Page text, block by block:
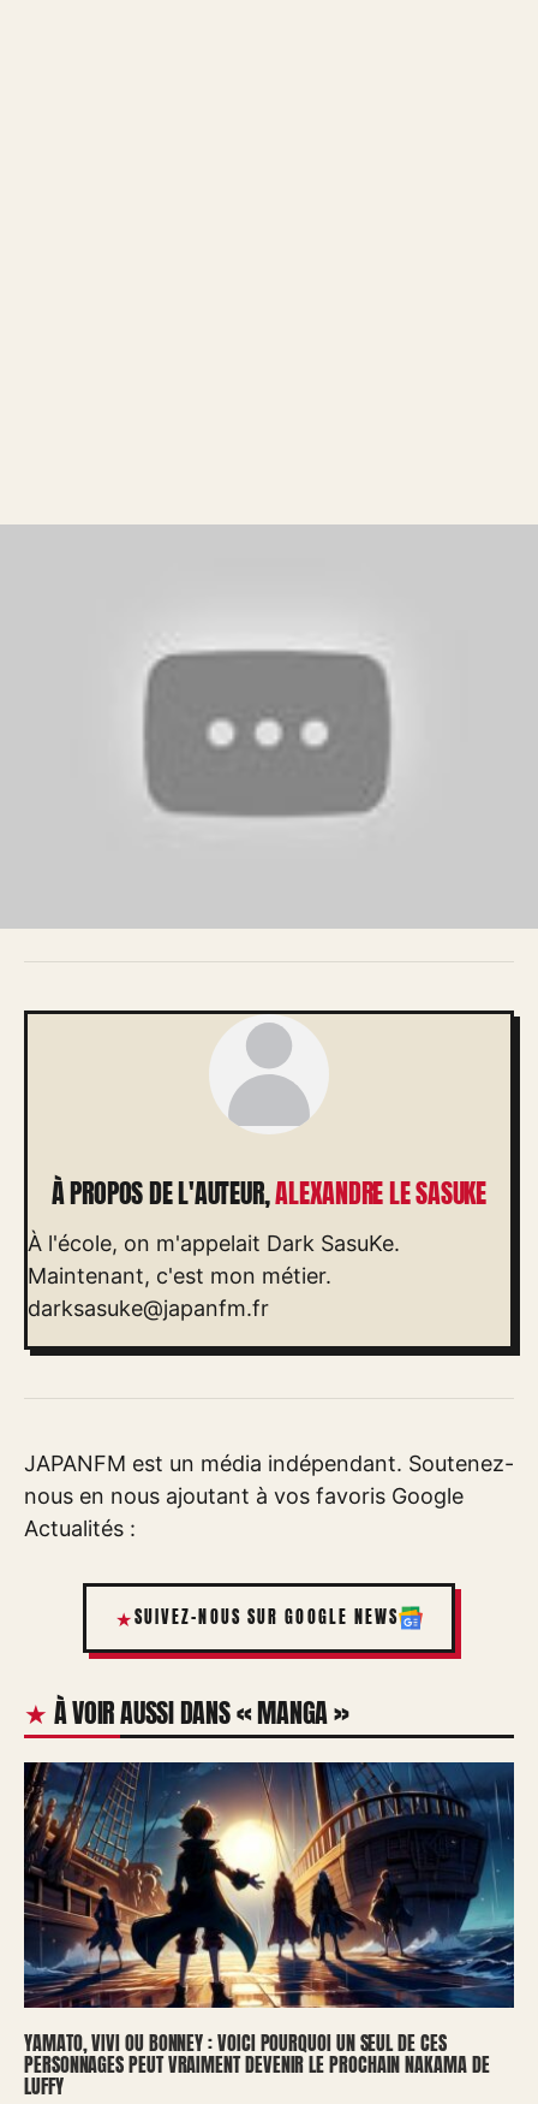
VOUS AIMEZ CET ARTICLE ?
PARTAGEZ !
À PROPOS DE L'AUTEUR,ALEXANDRE LE SASUKE
À l'école, on m'appelait Dark SasuKe.
Maintenant, c'est mon métier.
darksasuke@japanfm.fr
JAPANFM est un média indépendant. Soutenez-
nous en nous ajoutant à vos favoris Google
Actualités :
SUIVEZ-NOUS SUR GOOGLE NEWS
À VOIR AUSSI DANS « MANGA »
YAMATO, VIVI OU BONNEY : VOICI POURQUOI UN SEUL DE CES
PERSONNAGES PEUT VRAIMENT DEVENIR LE PROCHAIN NAKAMA DE
LUFFY